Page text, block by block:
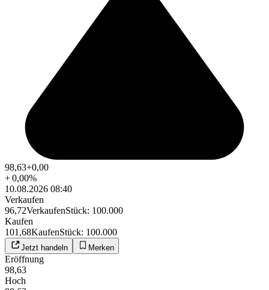
98,63+0,00
+0,00%
10.08.2026 08:40
Verkaufen
96,72VerkaufenStück: 100.000
Kaufen
101,68KaufenStück: 100.000
Jetzt handeln Merken
Eröffnung
98,63
Hoch